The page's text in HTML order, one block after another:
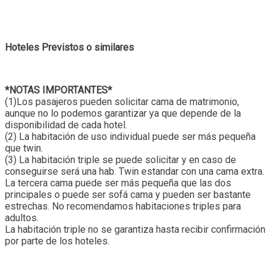
Hoteles Previstos o similares
*NOTAS IMPORTANTES*
(1)Los pasajeros pueden solicitar cama de matrimonio,
aunque no lo podemos garantizar ya que depende de la
disponibilidad de cada hotel.
(2) La habitación de uso individual puede ser más pequeña
que twin.
(3) La habitación triple se puede solicitar y en caso de
conseguirse será una hab. Twin estandar con una cama extra.
La tercera cama puede ser más pequeña que las dos
principales o puede ser sofá cama y pueden ser bastante
estrechas. No recomendamos habitaciones triples para
adultos.
La habitación triple no se garantiza hasta recibir confirmación
por parte de los hoteles.